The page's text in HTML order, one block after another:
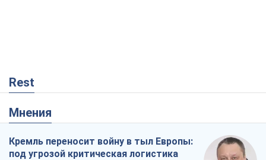
Rest
Мнения
Кремль переносит войну в тыл Европы:
под угрозой критическая логистика